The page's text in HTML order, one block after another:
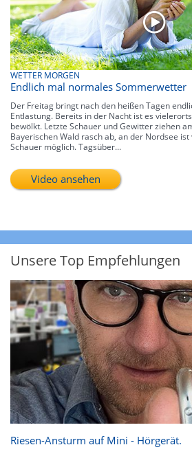
WETTER MORGEN
Endlich mal normales Sommerwetter
Der Freitag bringt nach den heißen Tagen
Entlastung. Bereits in der Nacht ist es
bewölkt. Letzte Schauer und Gewitter ziehen
Bayerischen Wald rasch ab, an der Nordsee
Schauer möglich. Tagsüber...
Video ansehen
Unsere Top Empfehlungen
Riesen-Ansturm auf Mini - Hörgerät.